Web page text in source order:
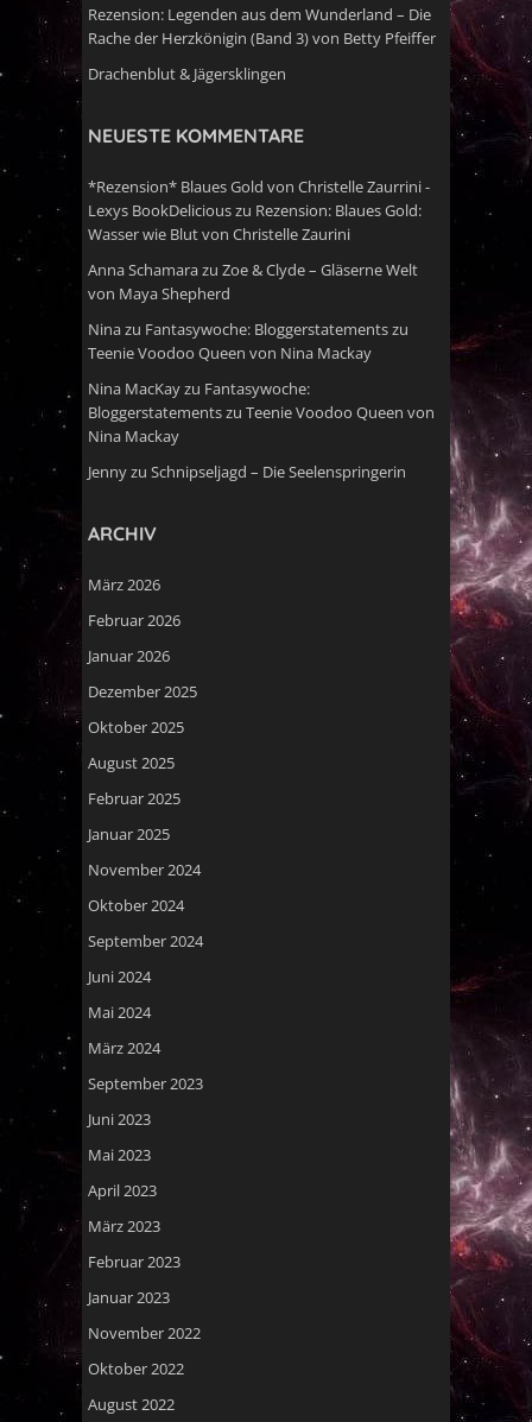
Rezension: Legenden aus dem Wunderland – Die
Rache der Herzkönigin (Band 3) von Betty Pfeiffer
Drachenblut & Jägersklingen
NEUESTE KOMMENTARE
*Rezension* Blaues Gold von Christelle Zaurrini -
Lexys BookDeliciouszu Rezension: Blaues Gold:
Wasser wie Blut von Christelle Zaurini
Anna Schamarazu Zoe & Clyde – Gläserne Welt
von Maya Shepherd
Ninazu Fantasywoche: Bloggerstatements zu
Teenie Voodoo Queen von Nina Mackay
Nina MacKayzu Fantasywoche:
Bloggerstatements zu Teenie Voodoo Queen von
Nina Mackay
Jennyzu Schnipseljagd – Die Seelenspringerin
ARCHIV
März 2026
Februar 2026
Januar 2026
Dezember 2025
Oktober 2025
August 2025
Februar 2025
Januar 2025
November 2024
Oktober 2024
September 2024
Juni 2024
Mai 2024
März 2024
September 2023
Juni 2023
Mai 2023
April 2023
März 2023
Februar 2023
Januar 2023
November 2022
Oktober 2022
August 2022